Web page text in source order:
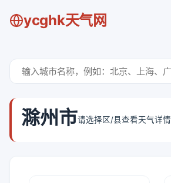
ycghk天气网
滁州市请选择区/县查看天气详情